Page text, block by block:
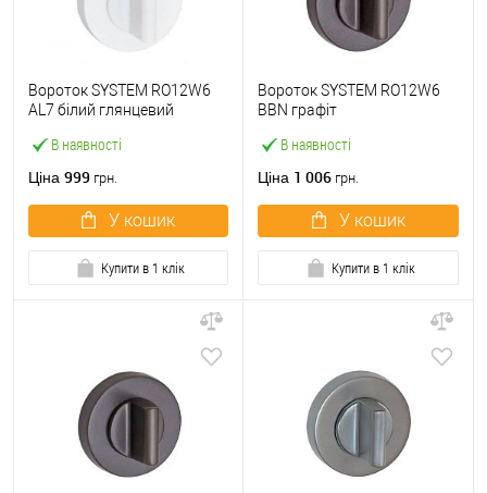
В наявності
Вороток SYSTEM RO12W6
AL7 білий глянцевий
Ціна 999 грн.
У кошик
Купити в 1 клік
В наявності
Вороток SYSTEM RO12W6
BBN графіт
Ціна 1 006 грн.
У кошик
Купити в 1 клік